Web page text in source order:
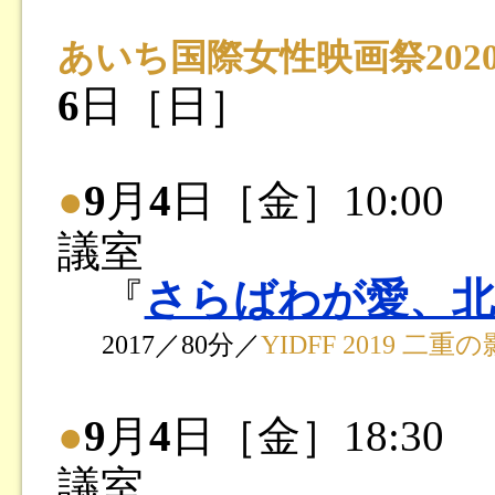
あいち国際女性映画祭
6 日［日］
●9 月 4 日［金］10:00
議室
『 さらばわが愛、
2017／80分／YIDFF 2019 二重の
●9 月 4 日［金］18:30